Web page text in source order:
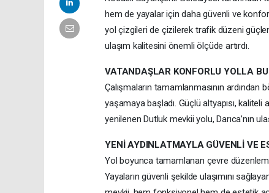
hem de yayalar için daha güvenli ve
yol çizgileri de çizilerek trafik düzeni
ulaşım kalitesini önemli ölçüde artırdı.
VATANDAŞLAR KONFORLU YOLLA
Çalışmaların tamamlanmasının ardından
yaşamaya başladı. Güçlü altyapısı,
yenilenen Dutluk mevkii yolu, Darıca’nın
YENİ AYDINLATMAYLA GÜVENLİ VE
Yol boyunca tamamlanan çevre
Yayaların güvenli şekilde ulaşımını